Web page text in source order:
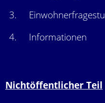
3.
4.
Informationen
Nichtöffentlicher Teil